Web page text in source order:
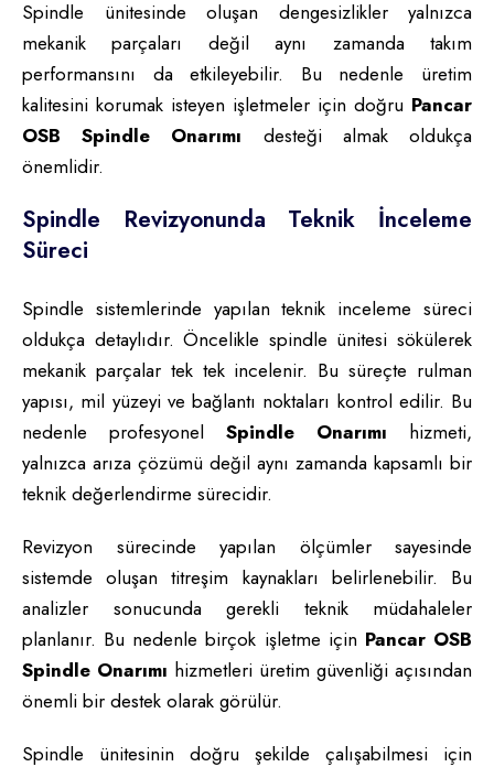
Spindle ünitesinde oluşan dengesizlikler yalnızca
mekanik parçaları değil aynı zamanda takım
performansını da etkileyebilir. Bu nedenle üretim
kalitesini korumak isteyen işletmeler için doğru Pancar
OSB Spindle Onarımı desteği almak oldukça
önemlidir.
Spindle Revizyonunda Teknik İnceleme
Süreci
Spindle sistemlerinde yapılan teknik inceleme süreci
oldukça detaylıdır. Öncelikle spindle ünitesi sökülerek
mekanik parçalar tek tek incelenir. Bu süreçte rulman
yapısı, mil yüzeyi ve bağlantı noktaları kontrol edilir. Bu
nedenle profesyonel Spindle Onarımı hizmeti,
yalnızca arıza çözümü değil aynı zamanda kapsamlı bir
teknik değerlendirme sürecidir.
Revizyon sürecinde yapılan ölçümler sayesinde
sistemde oluşan titreşim kaynakları belirlenebilir. Bu
analizler sonucunda gerekli teknik müdahaleler
planlanır. Bu nedenle birçok işletme için Pancar OSB
Spindle Onarımı hizmetleri üretim güvenliği açısından
önemli bir destek olarak görülür.
Spindle ünitesinin doğru şekilde çalışabilmesi için